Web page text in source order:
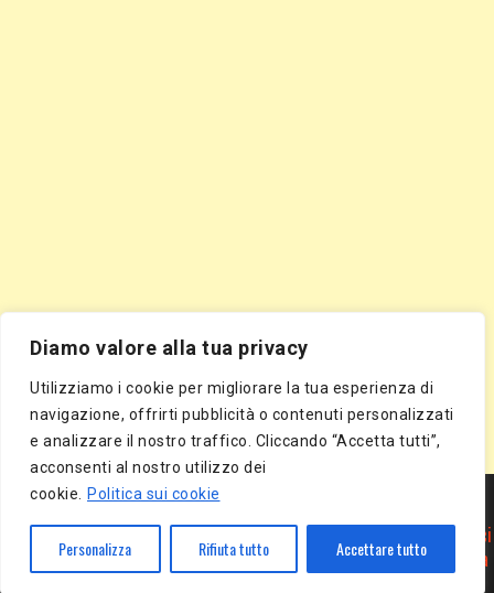
Diamo valore alla tua privacy
Utilizziamo i cookie per migliorare la tua esperienza di
navigazione, offrirti pubblicità o contenuti personalizzati
e analizzare il nostro traffico. Cliccando “Accetta tutti”,
acconsenti al nostro utilizzo dei
cookie.
Politica sui cookie
Personalizza Rifiuta tutto Accettare tutto
Segnala Sito Gratis| Segnala Azienda Gratis
Directory Gratis|Segnala Sito Gratis
Inserisci Azienda Gratis |Directory Gratis| Article Marketing
Inserisci
Articolo Gratis|Pubblica Articolo Gratis
Inserisci Comunicato Stampa